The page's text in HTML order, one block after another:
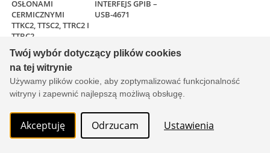
Twój wybór dotyczący plików cookies
na tej witrynie
Używamy plików cookie, aby zoptymalizować funkcjonalność
witryny i zapewnić najlepszą możliwą obsługę.
Akceptuję Odrzucam Ustawienia
Copyright © 2000-2026 byxtech.plSerwisy branżowe Sp. z o.o.
Wszelkie prawa zastrzeżone. Ver. 1.78.0.8114
Created by:it.xtech.pl - Software House dla MŚP